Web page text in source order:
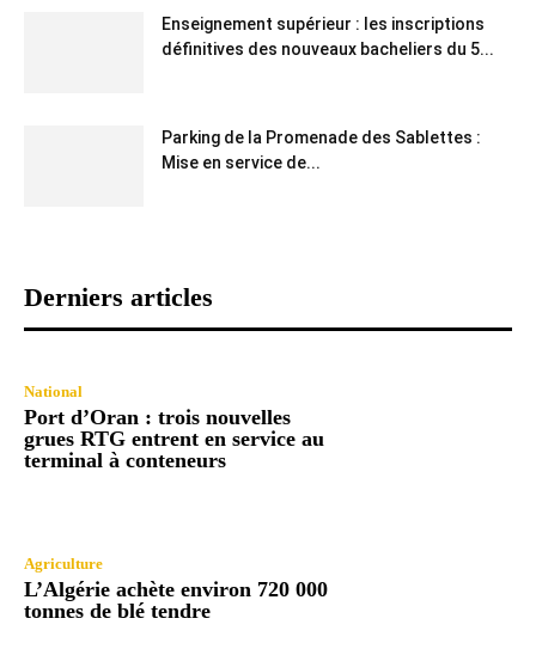
Enseignement supérieur : les inscriptions
définitives des nouveaux bacheliers du 5...
Parking de la Promenade des Sablettes :
Mise en service de...
Derniers articles
National
Port d’Oran : trois nouvelles
grues RTG entrent en service au
terminal à conteneurs
Agriculture
L’Algérie achète environ 720 000
tonnes de blé tendre